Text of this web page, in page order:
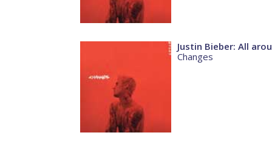
Justin Bieber: All
Changes